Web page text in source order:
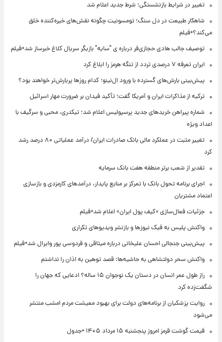
تغییر در شرایط بازنشستگی؛ شرط جدید اعلام شد
شاهکار طبیعت در دل سنگ؛ تومسونیت چگونه نقش‌های خیره‌کننده خلق
می‌کند؟+فیلم
توصیف جالب هادی حجازی‌فر درباره ی "سایه" بازیگر سریال کلاغ خبرساز شد+فیلم
ایران تعرفه ۷ درصدی تردد از تنگه هرمز را ابلاغ کرد
پیش‌بینی بارش‌های گسترده با ورود ال‌نینو؛ کدام روزها پربارش‌تر خواهند بود؟
ترکیه از مذاکرات ایران و آمریکا گفت؛ تأکید فیدان بر ضرورت مهار اسرائیل
شماره پیراهن خریدهای جدید پرسپولیس اعلام شد؛ تیکدری، محبی و سرگیف با
اعداد ویژه
تغییر مثبت در عملکرد مالی بانک صادرات ایران/ درآمد عملیاتی ۸۰ درصد رشد
کرد
تقدیر از شعب برتر منطقه هفت بانک سرمایه
اجرای برنامه تحول بانک با تمرکز بر منابع پایدار، درآمدهای کارمزدی و بازسازی
اعتماد مشتریان
جزئیات فعال‌سازی «کیف پول ایران» اعلام شد+فیلم
واکنش پلیس به فیک نیوزها و بازنشر ویدیوهای تکراری
پیش‌بینی جنجالی احسان علیخانی درباره میثاقی و فردوسی پور وایرال شد+فیلم
واکنش سحر دولتشاهی به حاشیه‌ها: قصد توهین به اذان را نداشتم
راز طول عمر انسان در دستان یک نوجوان ۱۵ ساله؟ ادعایی که جهان را
شگفت‌زده کرد
روایت پزشکیان از برنامه‌های دولت برای بهبود معیشت مردم امشب منتشر
می‌شود
قیمت گوشت قرمز امروز پنجشنبه ۱۵ مرداد ۱۴۰۵ +جدول